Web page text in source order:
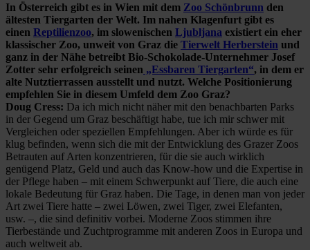
In Österreich gibt es in Wien mit dem Zoo Schönbrunn den
ältesten Tiergarten der Welt. Im nahen Klagenfurt gibt es
einen Reptilienzoo, im slowenischen Ljubljana existiert ein eher
klassischer Zoo, unweit von Graz die Tierwelt Herberstein und
ganz in der Nähe betreibt Bio-Schokolade-Unternehmer Josef
Zotter sehr erfolgreich seinen „Essbaren Tiergarten“, in dem er
alte Nutztierrassen ausstellt und nutzt. Welche Positionierung
empfehlen Sie in diesem Umfeld dem Zoo Graz?
Doug Cress: Da ich mich nicht näher mit den benachbarten Parks
in der Gegend um Graz beschäftigt habe, tue ich mir schwer mit
Vergleichen oder speziellen Empfehlungen. Aber ich würde es für
klug befinden, wenn sich die mit der Entwicklung des Grazer Zoos
Betrauten auf Arten konzentrieren, für die sie auch wirklich
genügend Platz, Geld und auch das Know-how und die Expertise in
der Pflege haben – mit einem Schwerpunkt auf Tiere, die auch eine
lokale Bedeutung für Graz haben. Die Tage, in denen man von jeder
Art zwei Tiere hatte – zwei Löwen, zwei Tiger, zwei Elefanten,
usw. –, die sind definitiv vorbei. Moderne Zoos stimmen ihre
Tierbestände und Zuchtprogramme mit anderen Zoos in Europa und
auch weltweit ab.